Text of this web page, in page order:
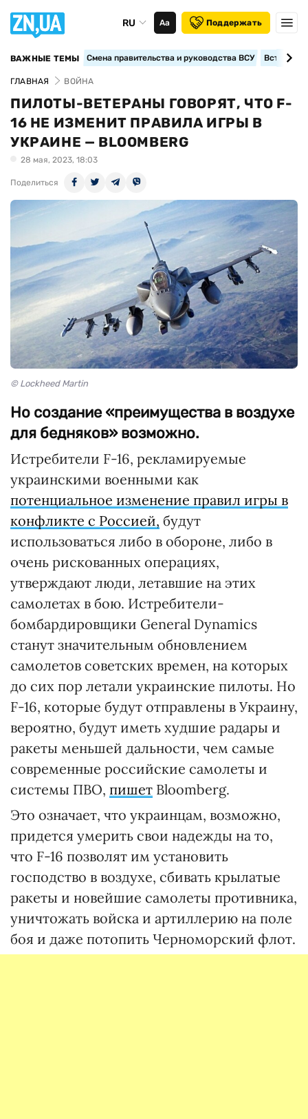
RU Аа Поддержать
ВАЖНЫЕ ТЕМЫ Смена правительства и руководства ВСУ
ГЛАВНАЯ ВОЙНА
ПИЛОТЫ-ВЕТЕРАНЫ ГОВОРЯТ, ЧТО F-
16 НЕ ИЗМЕНИТ ПРАВИЛА ИГРЫ В
УКРАИНЕ — BLOOMBERG
28 мая, 2023, 18:03
Поделиться
© Lockheed Martin
Но создание «преимущества в воздухе
для бедняков» возможно.
Истребители F-16, рекламируемые
украинскими военными как
потенциальное изменение правил игры в
конфликте с Россией, будут
использоваться либо в обороне, либо в
очень рискованных операциях,
утверждают люди, летавшие на этих
самолетах в бою. Истребители-
бомбардировщики General Dynamics
станут значительным обновлением
самолетов советских времен, на которых
до сих пор летали украинские пилоты. Но
F-16, которые будут отправлены в Украину,
вероятно, будут иметь худшие радары и
ракеты меньшей дальности, чем самые
современные российские самолеты и
системы ПВО, пишет Bloomberg.
Это означает, что украинцам, возможно,
придется умерить свои надежды на то,
что F-16 позволят им установить
господство в воздухе, сбивать крылатые
ракеты и новейшие самолеты противника,
уничтожать войска и артиллерию на поле
боя и даже потопить Черноморский флот.